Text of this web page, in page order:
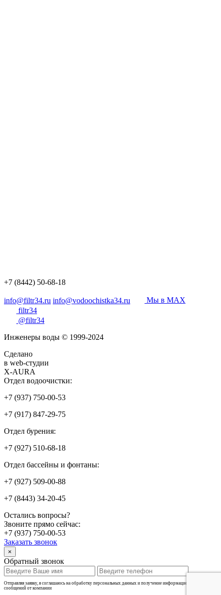
+7 (8442) 50-68-18
info@filtr34.ru info@vodoochistka34.ru
Мы в MAX
filtr34
@filtr34
Инженеры воды © 1999-2024
Сделано
в web-студии
X-AURA
Отдел водоочистки:
+7 (937) 750-00-53
+7 (917) 847-29-75
Отдел бурения:
+7 (927) 510-68-18
Отдел бассейны и фонтаны:
+7 (927) 509-00-88
+7 (8443) 34-20-45
Остались вопросы?
Звоните прямо сейчас:
+7 (937) 750-00-53
Заказать звонок
×
Обратный звонок
Отправляя заявку, я соглашаюсь на обработку персональных данных и получение информационных
сообщений от компании